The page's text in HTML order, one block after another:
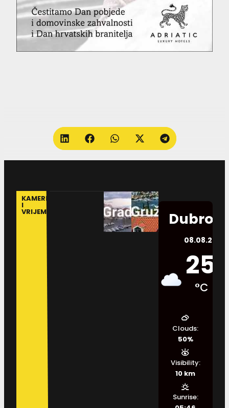
KAMERE
I
VRIJEME
08.08.2026.
25
°C
Clouds:
50%
Visibility:
10 km
Sunrise: